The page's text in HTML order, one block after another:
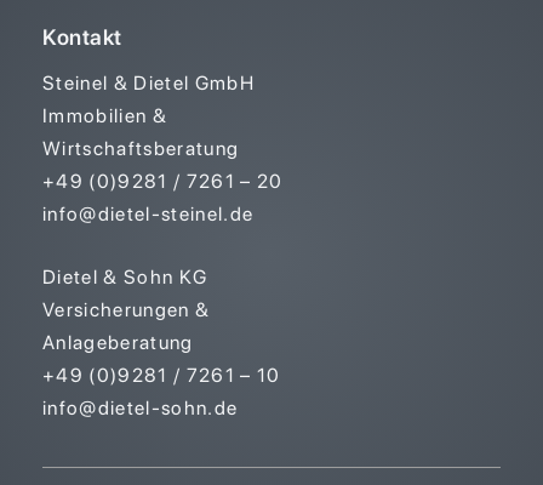
Kontakt
Steinel & Dietel GmbH
Immobilien &
Wirtschaftsberatung
+49 (0)9281 / 7261 – 20
info@dietel-steinel.de
Dietel & Sohn KG
Versicherungen &
Anlageberatung
+49 (0)9281 / 7261 – 10
info@dietel-sohn.de